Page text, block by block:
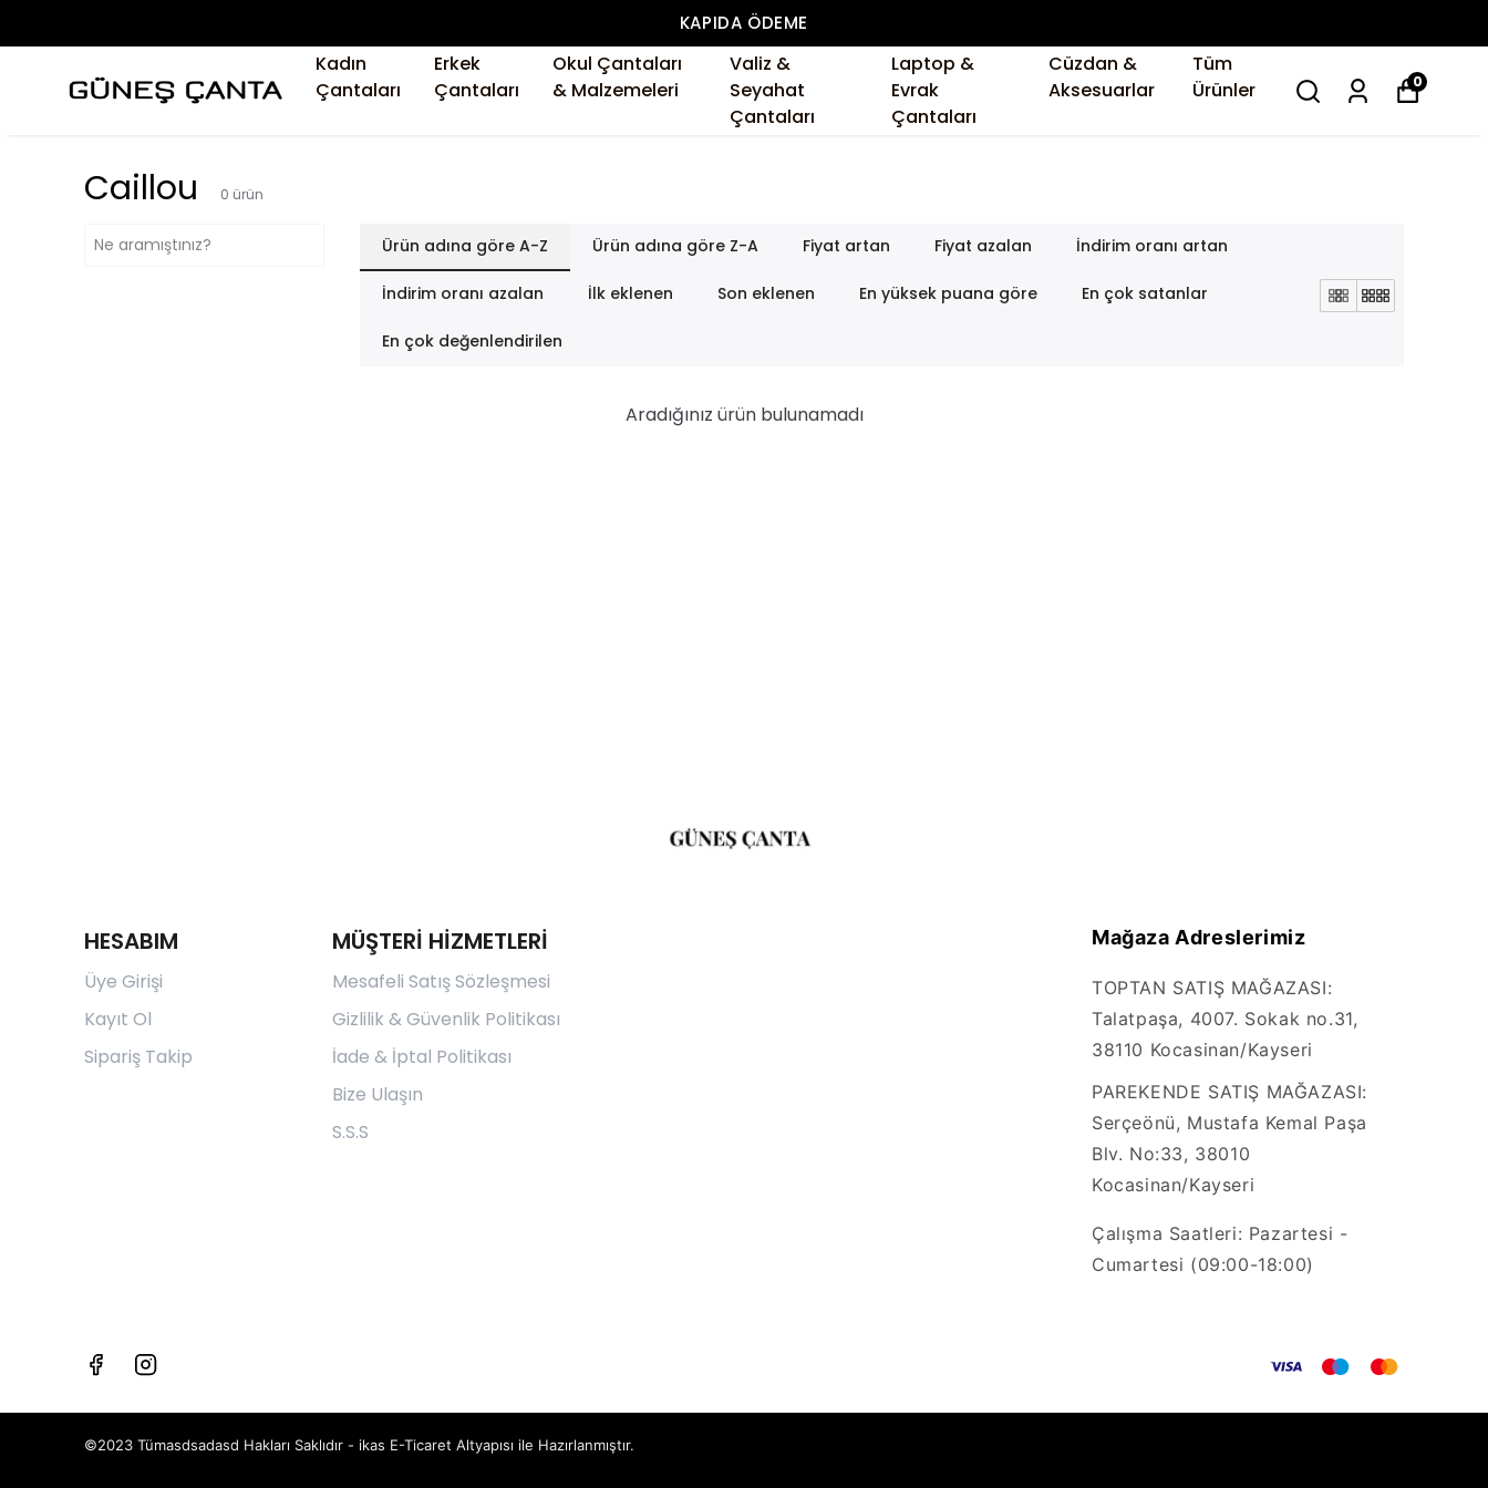
KAPIDA ÖDEME
Kadın
Çantaları
Erkek
Çantaları
Okul Çantaları
& Malzemeleri
Valiz &
Seyahat
Çantaları
Laptop &
Evrak
Çantaları
Cüzdan &
Aksesuarlar
Tüm
Ürünler
0
Caillou 0 ürün
Ürün adına göre A-Z Ürün adına göre Z-A Fiyat artan Fiyat azalan İndirim oranı artan
İndirim oranı azalan İlk eklenen Son eklenen En yüksek puana göre En çok satanlar
En çok değenlendirilen
Aradığınız ürün bulunamadı
HESABIM
Üye Girişi
Kayıt Ol
Sipariş Takip
MÜŞTERİ HİZMETLERİ
Mesafeli Satış Sözleşmesi
Gizlilik & Güvenlik Politikası
İade & İptal Politikası
Bize Ulaşın
S.S.S
Mağaza Adreslerimiz
TOPTAN SATIŞ MAĞAZASI:
Talatpaşa, 4007. Sokak no.31,
38110 Kocasinan/Kayseri
PAREKENDE SATIŞ MAĞAZASI:
Serçeönü, Mustafa Kemal Paşa
Blv. No:33, 38010
Kocasinan/Kayseri
Çalışma Saatleri: Pazartesi -
Cumartesi (09:00-18:00)
©2023 Tümasdsadasd Hakları Saklıdır - ikas E-Ticaret Altyapısı ile Hazırlanmıştır.